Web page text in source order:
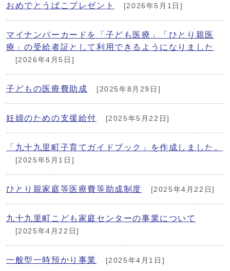
おめでとうばこプレゼント [2026年5月1日]
マイナンバーカードを「子ども医療」「ひとり親医
療」の受給者証として利用できるようになりました
[2026年4月5日]
子どもの医療費助成 [2025年8月29日]
妊婦のための支援給付 [2025年5月22日]
「九十九里町子育てガイドブック」を作成しました。
[2025年5月1日]
ひとり親家庭等医療費等助成制度 [2025年4月22日]
九十九里町こども家庭センターの事業について
[2025年4月22日]
一般型一時預かり事業 [2025年4月1日]